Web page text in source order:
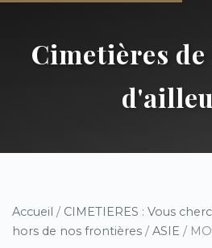
Cimetières
Accueil / CIMETIERES : Vous
hors de nos frontières / ASIE /